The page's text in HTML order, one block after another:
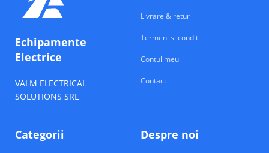
Echipamente
Electrice
VALM ELECTRICAL
SOLUTIONS SRL
Livrare & retur
Termeni si conditii
Contul meu
Contact
Categorii Despre noi